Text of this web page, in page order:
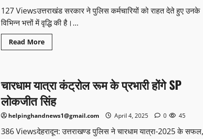
127 Viewsउत्तराखंड सरकार ने पुलिस कर्मचारियों को राहत देते हुए उनके
विभिन्न भत्तों में वृद्धि की है।...
Read More
चारधाम यात्रा कंट्रोल रूम के प्रभारी होंगे SP
लोकजीत सिंह
helpinghandnews1@gmail.com April 4, 2025 0 45
386 Viewsदेहरादून: उत्तराखण्ड पुलिस ने चारधाम यात्रा-2025 के सफल,